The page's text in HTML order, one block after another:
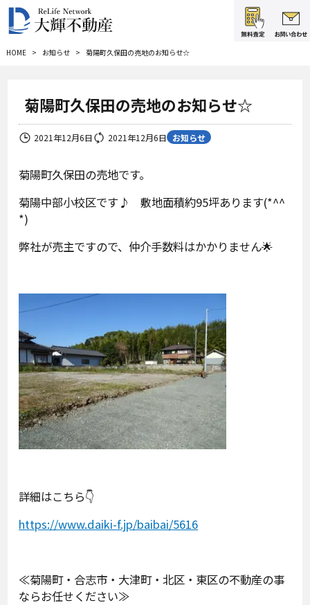
HOME お知らせ 菊陽町久保田の売地のお知らせ☆
菊陽町久保田の売地のお知らせ☆
2021年12月6日 2021年12月6日 お知らせ
菊陽町久保田の売地です。
菊陽中部小校区です♪ 敷地面積約95坪あります(*^^
*)
弊社が売主ですので、仲介手数料はかかりません🌟
詳細はこちら👇
https://www.daiki-f.jp/baibai/5616
≪菊陽町・合志市・大津町・北区・東区の不動産の事
ならお任せください≫